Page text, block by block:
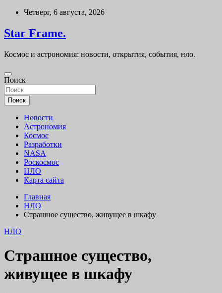
Перейти
содержимому
Четверг, 6 августа, 2026
Star Frame.
Космос и астрономия: новости, открытия, события, нло.
Поиск
Поиск
Новости
Астрономия
Космос
Разработки
NASA
Роскосмос
НЛО
Карта сайта
Главная
НЛО
Страшное существо, живущее в шкафу
НЛО
Страшное существо,
живущее в шкафу